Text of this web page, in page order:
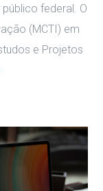
federal. O
(MCTI) em
e Projetos